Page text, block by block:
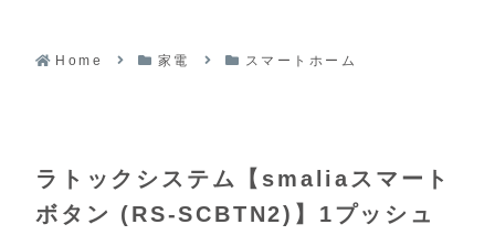
を組み合わせた75型4K液晶テ
レビがAmazonにて17%OFF
Home 家電 スマートホーム
ラトックシステム【smaliaスマート
ボタン (RS-SCBTN2)】1プッシュ